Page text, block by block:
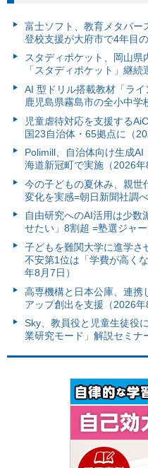
富⼠ソフト、教育メタバー
登校支援が大府市で4年目
スタディポケット、岡山県
「スタディポケット」継続
AI 型ドリル搭載教材「ライ
鹿児島県霧島市の全小中学
児童虐待対応を支援する
国23自治体・65拠点に（
Polimill、自治体向け生成
海道新冠町で実施（2026年
今の子どもの夏休み、親世
変化を実感=朝日新聞社調
自由研究へのAI活用は少数
せたい」8割超 =塾選ジャ
子どもを難関大学に進学さ
不安第1位は「学費が高く
年8月7日）
高専機構と日本公庫、連携
アップ創出を支援（2026年
Sky、教員役と児童生徒役
業研究モード」解説セミナ